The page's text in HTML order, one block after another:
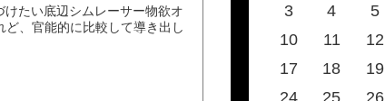
たい底辺シムレーサー物欲オ
、官能的に比較して導き出し
3
4 5
10
11 12
17
18 19
24
25 26